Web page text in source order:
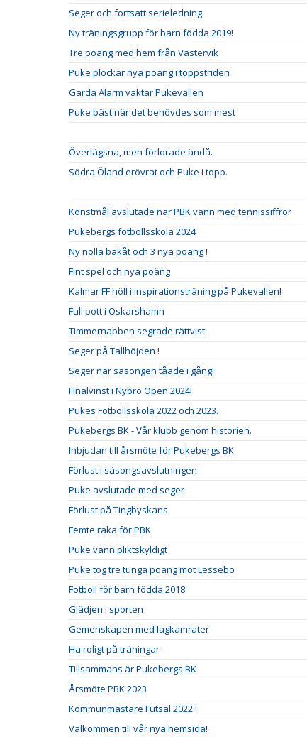
Seger och fortsatt serieledning
Ny träningsgrupp för barn födda 2019!
Tre poäng med hem från Västervik
Puke plockar nya poäng i toppstriden
Garda Alarm vaktar Pukevallen
Puke bäst när det behövdes som mest
Överlägsna, men förlorade ändå.
Södra Öland erövrat och Puke i topp.
Konstmål avslutade när PBK vann med tennissiffror
Pukebergs fotbollsskola 2024
Ny nolla bakåt och 3 nya poäng !
Fint spel och nya poäng
Kalmar FF höll i inspirationsträning på Pukevallen!
Full pott i Oskarshamn
Timmernabben segrade rättvist
Seger på Tallhöjden !
Seger när säsongen tåade i gång!
Finalvinst i Nybro Open 2024!
Pukes Fotbollsskola 2022 och 2023.
Pukebergs BK - Vår klubb genom historien.
Inbjudan till årsmöte för Pukebergs BK
Förlust i säsongsavslutningen
Puke avslutade med seger
Förlust på Tingbyskans
Femte raka för PBK
Puke vann pliktskyldigt
Puke tog tre tunga poäng mot Lessebo
Fotboll för barn födda 2018
Glädjen i sporten
Gemenskapen med lagkamrater
Ha roligt på träningar
Tillsammans är Pukebergs BK
Årsmöte PBK 2023
Kommunmästare Futsal 2022 !
Välkommen till vår nya hemsida!